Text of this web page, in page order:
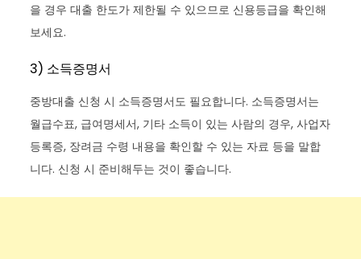
을 경우 대출 한도가 제한될 수 있으므로 신용등급을 확인해
보세요.
3) 소득증명서
중방대출 신청 시 소득증명서도 필요합니다. 소득증명서는
월급수표, 급여명세서, 기타 소득이 있는 사람의 경우, 사업자
등록증, 장려금 수령 내용을 확인할 수 있는 자료 등을 말합
니다. 신청 시 준비해두는 것이 좋습니다.